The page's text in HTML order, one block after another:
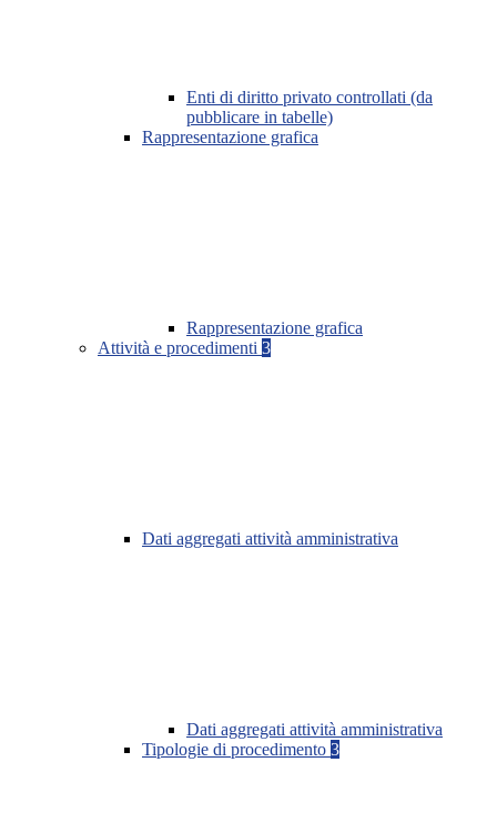
Enti di diritto privato controllati (da
pubblicare in tabelle)
Rappresentazione grafica
Rappresentazione grafica
Attività e procedimenti 3
Dati aggregati attività amministrativa
Dati aggregati attività amministrativa
Tipologie di procedimento 3